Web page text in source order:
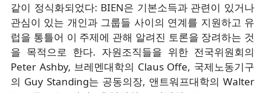
같이 정식화되었다: BIEN은 기본소득과 관련이 있거나
관심이 있는 개인과 그룹들 사이의 연계를 지원하고 유
럽을 통틀어 이 주제에 관해 알려진 토론을 장려하는 것
을 목적으로 한다. 자원조직들을 위한 전국위원회의
Peter Ashby, 브레멘대학의 Claus Offe, 국제노동기구
의 Guy Standing는 공동의장, 앤트워프대학의 Walter